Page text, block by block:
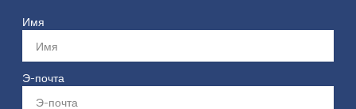
Имя
Э-почта